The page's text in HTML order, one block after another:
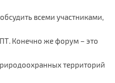
всеми участниками,
Конечно же форум – это
территорий